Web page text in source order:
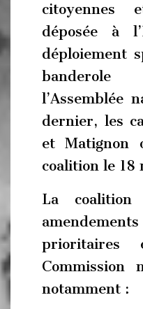
citoyennes
déposée à
déploiement
banderole
l’Assemblée
dernier, les
et Matignon
coalition le 18
La
Commission
notamment :